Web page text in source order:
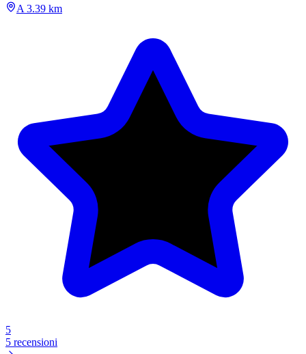
A 3.39 km
5
5 recensioni